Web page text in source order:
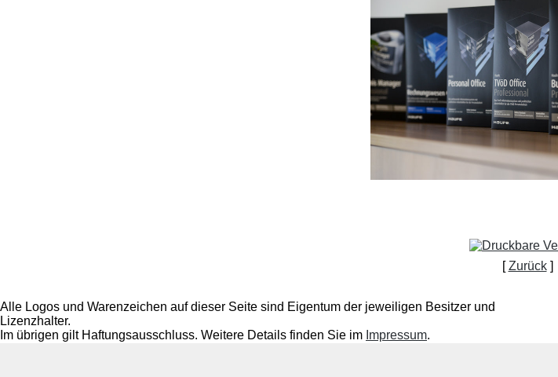
[Zurück]
Alle Logos und Warenzeichen auf dieser Seite sind Eigentum der jeweiligen Besitzer und
Lizenzhalter.
Im übrigen gilt Haftungsausschluss. Weitere Details finden Sie im Impressum.